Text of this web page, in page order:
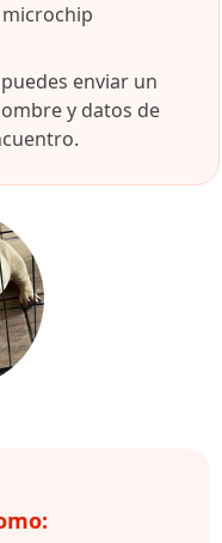
enviar un
y datos de